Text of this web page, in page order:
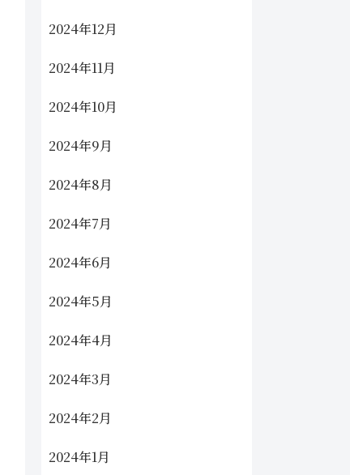
2024年12月
2024年11月
2024年10月
2024年9月
2024年8月
2024年7月
2024年6月
2024年5月
2024年4月
2024年3月
2024年2月
2024年1月